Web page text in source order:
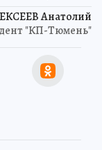
Анатолий
"КП-Тюмень"